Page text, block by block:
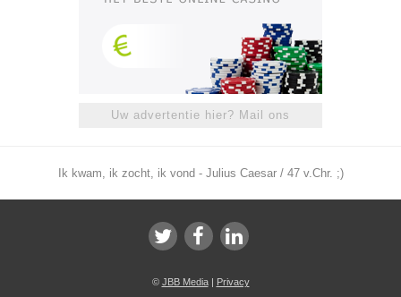
Uw advertentie hier? Mail ons
Ik kwam, ik zocht, ik vond - Julius Caesar / 47 v.Chr. ;)
© JBB Media| Privacy